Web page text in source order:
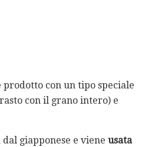
con un tipo speciale
con il grano intero) e
giapponese e viene usata